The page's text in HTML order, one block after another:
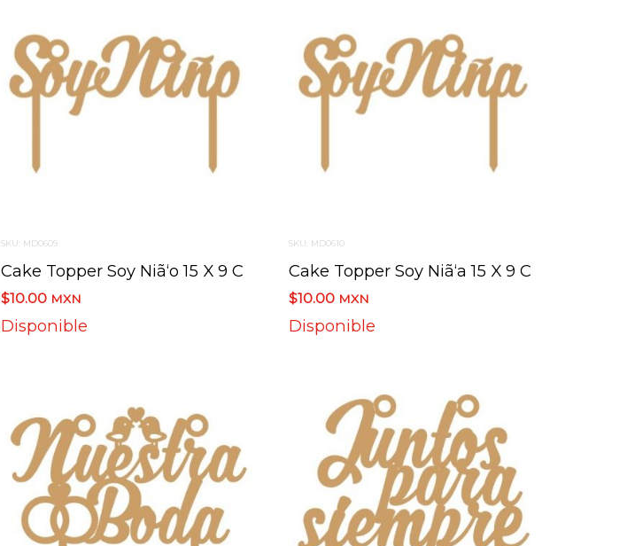
SKU: MD0609
Cake Topper Soy Niã‘o 15 X 9 C
$10.00 MXN
Disponible
SKU: MD0610
Cake Topper Soy Niã‘a 15 X 9 C
$10.00 MXN
Disponible